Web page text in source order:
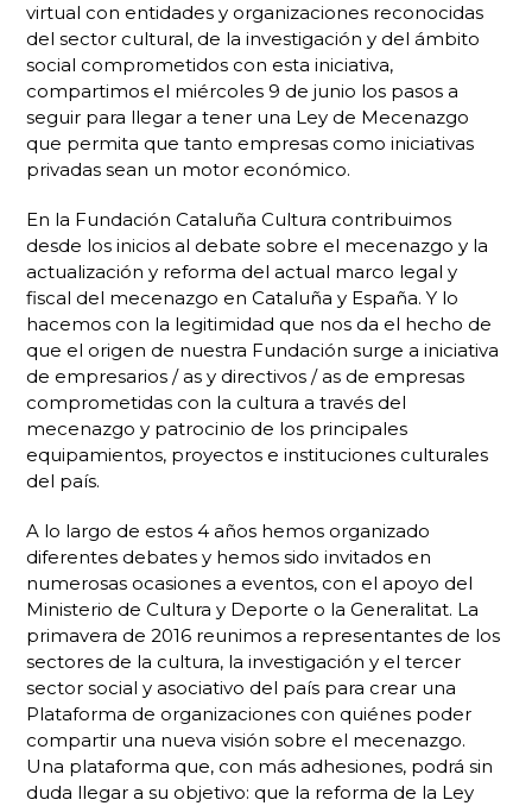
virtual con entidades y organizaciones reconocidas
del sector cultural, de la investigación y del ámbito
social comprometidos con esta iniciativa,
compartimos el miércoles 9 de junio los pasos a
seguir para llegar a tener una Ley de Mecenazgo
que permita que tanto empresas como iniciativas
privadas sean un motor económico.
En la Fundación Cataluña Cultura contribuimos
desde los inicios al debate sobre el mecenazgo y la
actualización y reforma del actual marco legal y
fiscal del mecenazgo en Cataluña y España. Y lo
hacemos con la legitimidad que nos da el hecho de
que el origen de nuestra Fundación surge a iniciativa
de empresarios / as y directivos / as de empresas
comprometidas con la cultura a través del
mecenazgo y patrocinio de los principales
equipamientos, proyectos e instituciones culturales
del país.
A lo largo de estos 4 años hemos organizado
diferentes debates y hemos sido invitados en
numerosas ocasiones a eventos, con el apoyo del
Ministerio de Cultura y Deporte o la Generalitat. La
primavera de 2016 reunimos a representantes de los
sectores de la cultura, la investigación y el tercer
sector social y asociativo del país para crear una
Plataforma de organizaciones con quiénes poder
compartir una nueva visión sobre el mecenazgo.
Una plataforma que, con más adhesiones, podrá sin
duda llegar a su objetivo: que la reforma de la Ley